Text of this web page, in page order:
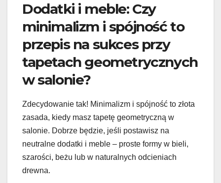
Dodatki i meble: Czy
minimalizm i spójność to
przepis na sukces przy
tapetach geometrycznych
w salonie?
Zdecydowanie tak! Minimalizm i spójność to złota
zasada, kiedy masz tapetę geometryczną w
salonie. Dobrze będzie, jeśli postawisz na
neutralne dodatki i meble – proste formy w bieli,
szarości, beżu lub w naturalnych odcieniach
drewna.